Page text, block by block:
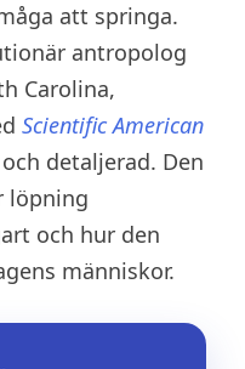
att springa.
antropolog
Carolina,
Scientific American
detaljerad. Den
löpning
och hur den
människor.